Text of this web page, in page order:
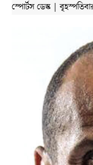
স্পোর্টস ডেস্ক |